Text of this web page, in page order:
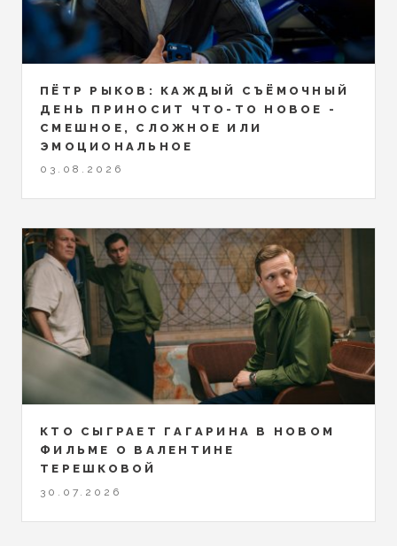
ПЁТР РЫКОВ: КАЖДЫЙ СЪЁМОЧНЫЙ
ДЕНЬ ПРИНОСИТ ЧТО-ТО НОВОЕ -
СМЕШНОЕ, СЛОЖНОЕ ИЛИ
ЭМОЦИОНАЛЬНОЕ
03.08.2026
КТО СЫГРАЕТ ГАГАРИНА В НОВОМ
ФИЛЬМЕ О ВАЛЕНТИНЕ
ТЕРЕШКОВОЙ
30.07.2026